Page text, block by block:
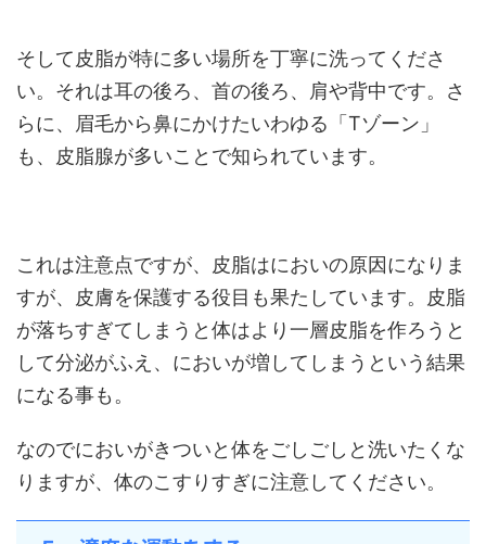
そして皮脂が特に多い場所を丁寧に洗ってくださ
い。それは耳の後ろ、首の後ろ、肩や背中です。さ
らに、眉毛から鼻にかけたいわゆる「Tゾーン」
も、皮脂腺が多いことで知られています。
これは注意点ですが、皮脂はにおいの原因になりま
すが、皮膚を保護する役目も果たしています。皮脂
が落ちすぎてしまうと体はより一層皮脂を作ろうと
して分泌がふえ、においが増してしまうという結果
になる事も。
なのでにおいがきついと体をごしごしと洗いたくな
りますが、体のこすりすぎに注意してください。